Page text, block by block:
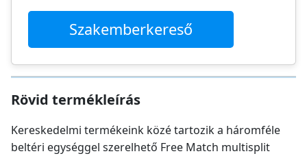
Szakemberkereső
Rövid termékleírás
Kereskedelmi termékeink közé tartozik a háromféle
beltéri egységgel szerelhető Free Match multisplit